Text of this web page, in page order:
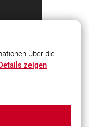
über die
zeigen